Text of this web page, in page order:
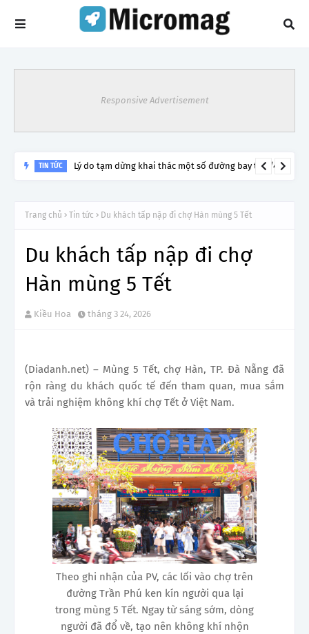
Responsive Advertisement
TIN TỨC Lý do tạm dừng khai thác một số đường bay từ 1/4
Trang chủ Tin tức Du khách tấp nập đi chợ Hàn mùng 5 Tết
Du khách tấp nập đi chợ
Hàn mùng 5 Tết
Kiều Hoa tháng 3 24, 2026
(Diadanh.net) – Mùng 5 Tết, chợ Hàn, TP. Đà Nẵng đã
rộn ràng du khách quốc tế đến tham quan, mua sắm
và trải nghiệm không khí chợ Tết ở Việt Nam.
Theo ghi nhận của PV, các lối vào chợ trên
đường Trần Phú ken kín người qua lại
trong mùng 5 Tết. Ngay từ sáng sớm, dòng
người đã đổ về, tạo nên không khí nhộn